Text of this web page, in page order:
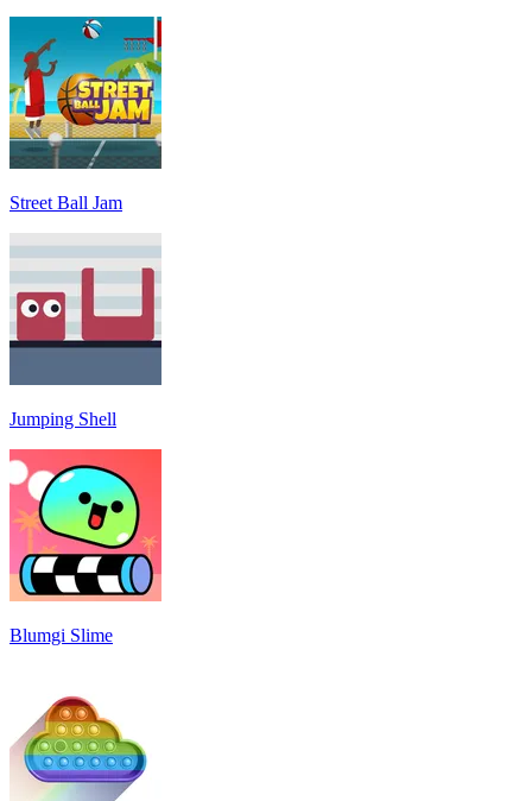
Street Ball Jam
Jumping Shell
Blumgi Slime